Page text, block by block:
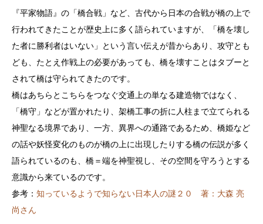
『平家物語』の「橋合戦」など、古代から日本の合戦が橋の上で
行われてきたことが歴史上に多く語られていますが、「橋を壊し
た者に勝利者はいない」という言い伝えが昔からあり、攻守とも
ども、たとえ作戦上の必要があっても、橋を壊すことはタブーと
されて橋は守られてきたのです。
橋はあちらとこちらをつなぐ交通上の単なる建造物ではなく、
「橋守」などが置かれたり、架橋工事の折に人柱まで立てられる
神聖なる境界であり、一方、異界への通路であるため、橋姫など
の話や妖怪変化のものが橋の上に出現したりする橋の伝説が多く
語られているのも、橋＝端を神聖視し、その空間を守ろうとする
意識から来ているのです。
参考： 知っているようで知らない日本人の謎２０ 著：大森 亮
尚さん